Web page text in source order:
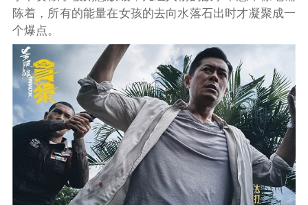
陈着，所有的能量在女孩的去向水落石出时才凝聚成一
个爆点。